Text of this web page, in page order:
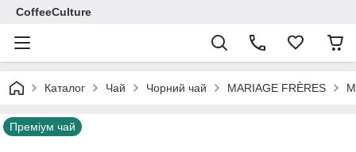
CoffeeCulture
Каталог Чай Чорний чай MARIAGE FRÈRES
Преміум чай